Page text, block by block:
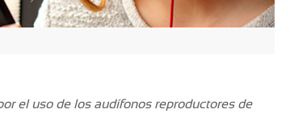
el uso de los audífonos reproductores de